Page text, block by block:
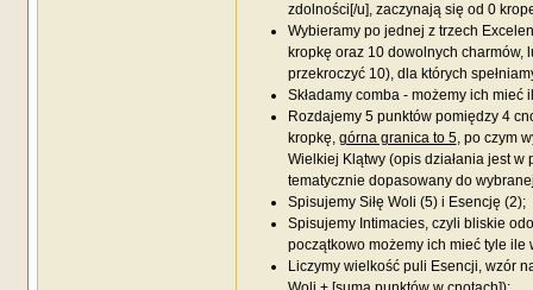
zdolności[/u], zaczynają się od 0
Wybieramy po jednej z trzech
kropkę oraz 10 dowolnych charmów,
przekroczyć 10), dla których
Składamy comba - możemy ich
Rozdajemy 5 punktów pomiędzy 4
kropkę, górna granica to 5, po czym
Wielkiej Klątwy (opis działania jest w
tematycznie dopasowany do
Spisujemy Siłę Woli (5) i Esencję (2);
Spisujemy Intimacies, czyli bliskie
początkowo możemy ich mieć tyle ile
Liczymy wielkość puli Esencji, wzór